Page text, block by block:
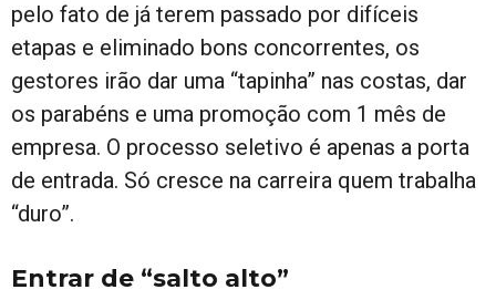
pelo fato de já terem passado por difíceis
etapas e eliminado bons concorrentes, os
gestores irão dar uma “tapinha” nas costas, dar
os parabéns e uma promoção com 1 mês de
empresa. O processo seletivo é apenas a porta
de entrada. Só cresce na carreira quem trabalha
“duro”.
Entrar de “salto alto”